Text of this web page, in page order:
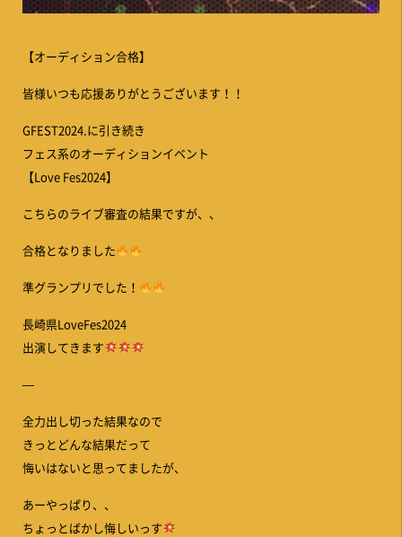
【オーディション合格】
皆様いつも応援ありがとうございます！！
GFEST2024.に引き続き
フェス系のオーディションイベント
【Love Fes2024】
こちらのライブ審査の結果ですが、、
合格となりました
準グランプリでした！
長崎県LoveFes2024
出演してきます
—
全力出し切った結果なので
きっとどんな結果だって
悔いはないと思ってましたが、
あーやっぱり、、
ちょっとばかし悔しいっす